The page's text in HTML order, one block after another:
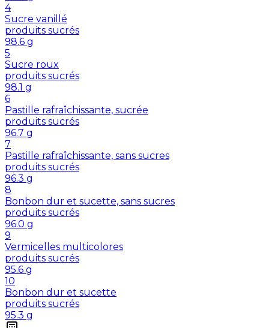
4
Sucre vanillé
produits sucrés
98.6 g
5
Sucre roux
produits sucrés
98.1 g
6
Pastille rafraîchissante, sucrée
produits sucrés
96.7 g
7
Pastille rafraîchissante, sans sucres
produits sucrés
96.3 g
8
Bonbon dur et sucette, sans sucres
produits sucrés
96.0 g
9
Vermicelles multicolores
produits sucrés
95.6 g
10
Bonbon dur et sucette
produits sucrés
95.3 g